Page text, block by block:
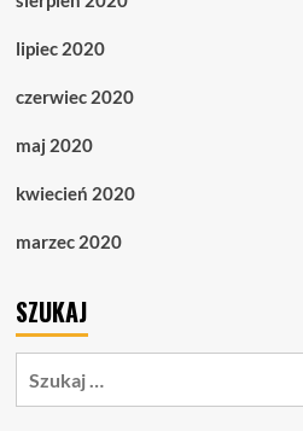
lipiec 2020
czerwiec 2020
maj 2020
kwiecień 2020
marzec 2020
SZUKAJ